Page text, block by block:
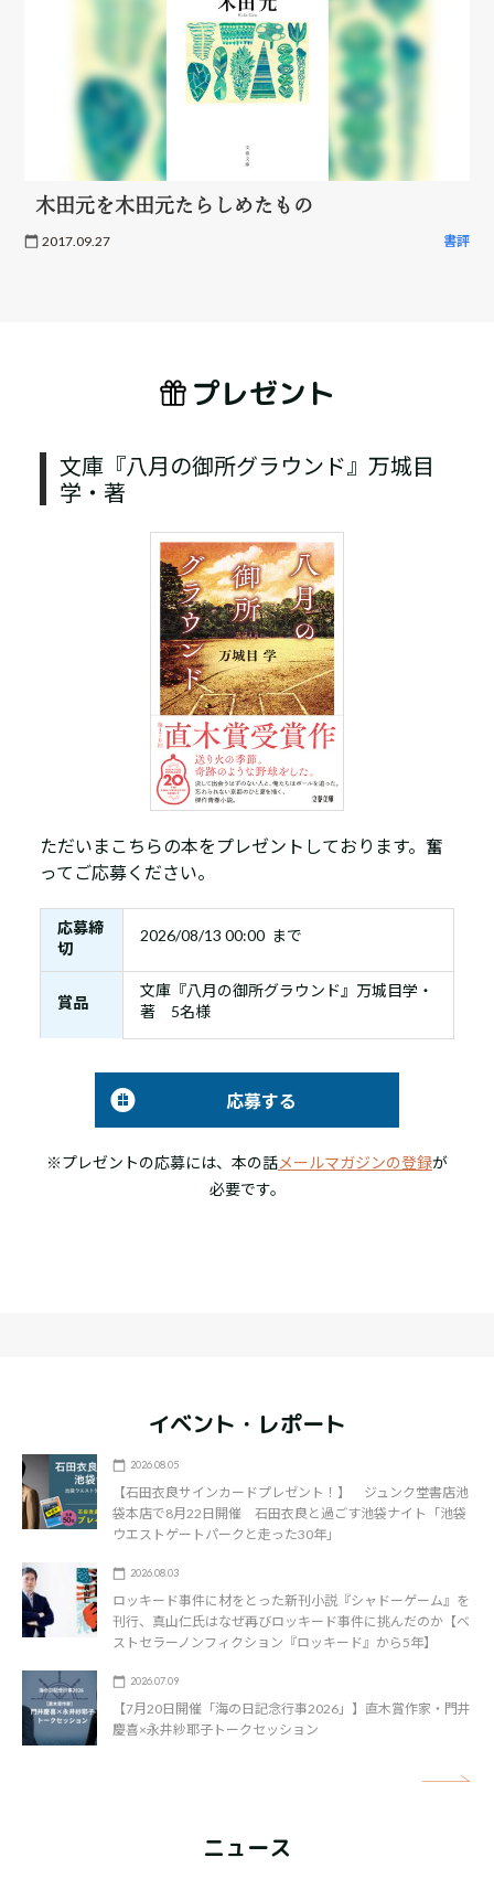
木田元を木田元たらしめたもの
2017.09.27 書評
プレゼント
文庫『八月の御所グラウンド』万城目
学・著
ただいまこちらの本をプレゼントしております。奮
ってご応募ください。
応募締
切
2026/08/13 00:00 まで
賞品
文庫『八月の御所グラウンド』万城目学・
著 5名様
応募する
※プレゼントの応募には、本の話メールマガジンの登録が
必要です。
イベント・レポート
2026.08.05
【石田衣良サインカードプレゼント！】 ジュンク堂書店池
袋本店で8月22日開催 石田衣良と過ごす池袋ナイト「池袋
ウエストゲートパークと走った30年」
2026.08.03
ロッキード事件に材をとった新刊小説『シャドーゲーム』を
刊行、真山仁氏はなぜ再びロッキード事件に挑んだのか【ベ
ストセラーノンフィクション『ロッキード』から5年】
2026.07.09
【7月20日開催「海の日記念行事2026」】直木賞作家・門井
慶喜×永井紗耶子トークセッション
ニュース